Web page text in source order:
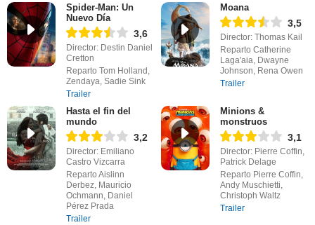
Spider-Man: Un
Nuevo Día
3,6
Director: Destin Daniel
Cretton
Reparto Tom Holland,
Zendaya, Sadie Sink
Trailer
Moana
3,5
Director: Thomas Kail
Reparto Catherine
Laga'aia, Dwayne
Johnson, Rena Owen
Trailer
Hasta el fin del
mundo
3,2
Director: Emiliano
Castro Vizcarra
Reparto Aislinn
Derbez, Mauricio
Ochmann, Daniel
Pérez Prada
Trailer
Minions &
monstruos
3,1
Director: Pierre Coffin,
Patrick Delage
Reparto Pierre Coffin,
Andy Muschietti,
Christoph Waltz
Trailer